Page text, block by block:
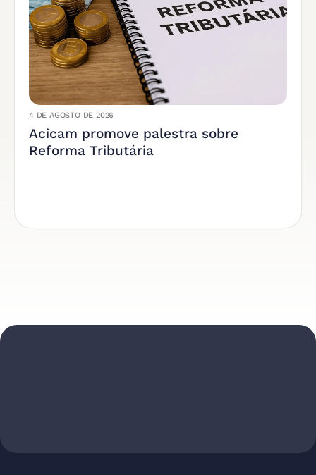
4 DE AGOSTO DE 2026
Acicam promove palestra sobre
Reforma Tributária